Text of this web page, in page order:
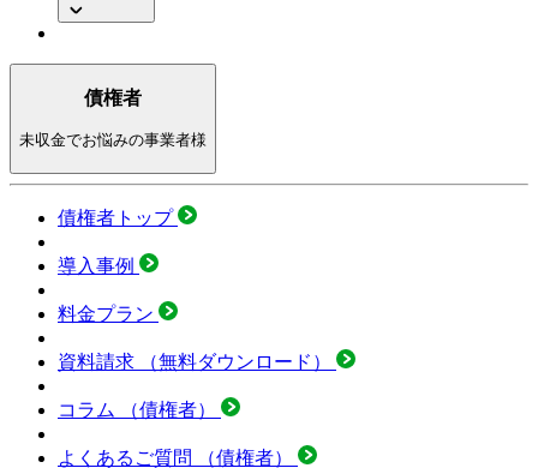
債権者
未収金でお悩みの事業者様
債権者トップ
導入事例
料金プラン
資料請求 （無料ダウンロード）
コラム （債権者）
よくあるご質問 （債権者）